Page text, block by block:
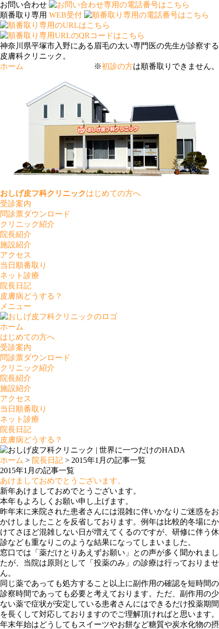
お問い合わせ
順番取り専用 WEB受付
神奈川県平塚市入野にある眉毛の太い専門医の先生が診察する
皮膚科クリニック。
※初診の方は順番取りできません。
おしげ皮フ科クリニック
ホーム
はじめての方へ
受診案内
問診票ダウンロード
クリニック紹介
院長紹介
施設紹介
アクセス
当日順番取り
ネット診療
院長日記
皮膚病どうする？
メニュー
ホーム
はじめての方へ
受診案内
問診票ダウンロード
クリニック紹介
院長紹介
施設紹介
アクセス
当日順番取り
ネット診療
院長日記
皮膚病どうする？
ホーム > 院長日記 > 2015年1月の記事一覧
2015年1月の記事一覧
あけましておめでとうございます。
新年あけましておめでとうございます。
本年もよろしくお願い申し上げます。
昨年末に来院された患者さんには混雑に伴いかなりご迷惑をお
かけしましたことを反省しております。例年は比較的冬場にか
けてさほど混雑しない日が増えてくるのですが、研修に伴う休
診なども重なりこのような結果になってしまいました。
窓口では「薬だけとりあえずお願い」との声が多く聞かれまし
たが、当院は原則として「投薬のみ」の診療は行っておりませ
ん。
同じ薬であっても処方すること以上に副作用の確認を短時間の
診察時間であっても必要と考えております。ただ、副作用の少
ない薬で症状が安定している患者さんにはできるだけ投薬期間
を長くして対応しておりますのでご理解頂ければと思います。
年末年始はどうしてもスイーツやお餅など糖質や炭水化物の摂